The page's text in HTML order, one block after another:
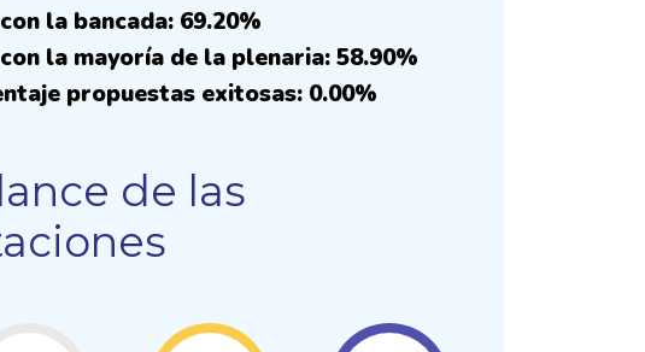
la bancada: 69.20%
la mayoría de la plenaria: 58.90%
propuestas exitosas: 0.00%
de las